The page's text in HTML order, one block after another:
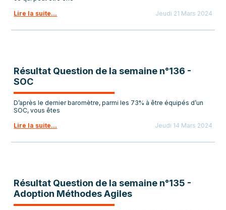
Lire la suite...
Jeudi 21 Mars 2024
Résultat Question de la semaine n°136 -
SOC
D’après le dernier baromètre, parmi les 73% à être équipés d’un
SOC, vous êtes
Lire la suite...
Jeudi 14 Mars 2024
Résultat Question de la semaine n°135 -
Adoption Méthodes Agiles